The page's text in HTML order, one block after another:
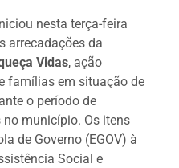
nesta terça-feira
arrecadações da
Vidas, ação
famílias em situação de
o período de
município. Os itens
de Governo (EGOV) à
Social e